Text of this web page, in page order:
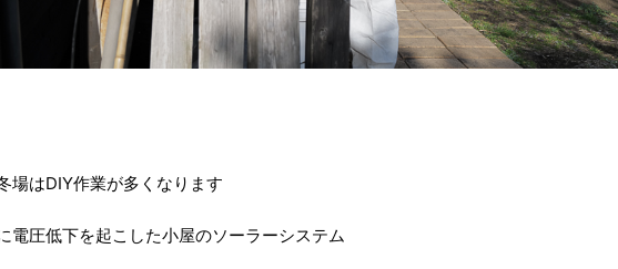
場はDIY作業が多くなります
電圧低下を起こした小屋のソーラーシステム